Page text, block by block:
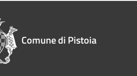
Comune di Pistoia